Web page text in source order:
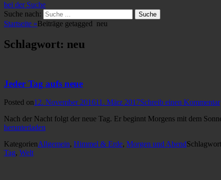
bei der Suche
Suche nach:
Startseite »Beiträge getagged neu
Schlagwort: neu
Jeder Tag aufs neue
Posted on12. November 201611. März 2017Schreib einen Kommentar
Nach der Nacht folgt der neue Tag. Er beginnt Morgens mit dem
herunterladen
KategorienAllgemein, Himmel & Erde, Morgen und Abend
Tag, Welt